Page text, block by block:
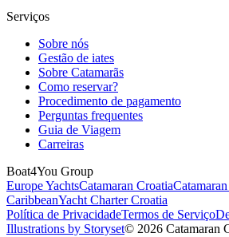
Serviços
Sobre nós
Gestão de iates
Sobre Catamarãs
Como reservar?
Procedimento de pagamento
Perguntas frequentes
Guia de Viagem
Carreiras
Boat4You Group
Europe YachtsCatamaran Croatia
CaribbeanYacht Charter Croatia
Política de PrivacidadeTermos de Serviço
Illustrations by Storyset© 2026 Catamaran